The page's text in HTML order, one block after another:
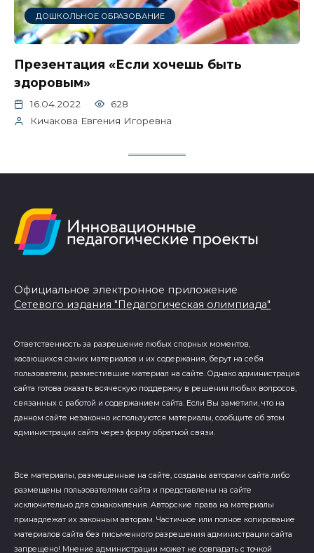
ДОШКОЛЬНОЕ ОБРАЗОВАНИЕ
Презентация «Если хочешь быть
здоровым»
16.04.2022
628
Кичакова Евгения Игоревна
Официальное электронное приложение
Сетевого издания "Педагогическая олимпиада"
Ответственность за разрешение любых спорных моментов,
касающихся самих материалов и их содержания, берут на себя
пользователи, разместившие материал на сайте. Однако администрация
сайта готова оказать всяческую поддержку в решении любых вопросов,
связанных с работой и содержанием сайта. Если Вы заметили, что на
данном сайте незаконно используются материалы, сообщите об этом
администрации сайта через форму обратной связи.
Все материалы, размещенные на сайте, созданы авторами сайта либо
размещены пользователями сайта и представлены на сайте
исключительно для ознакомления. Авторские права на материалы
принадлежат их законным авторам. Частичное или полное копирование
материалов сайта без письменного разрешения администрации сайта
запрещено! Мнение администрации может не совпадать с точкой